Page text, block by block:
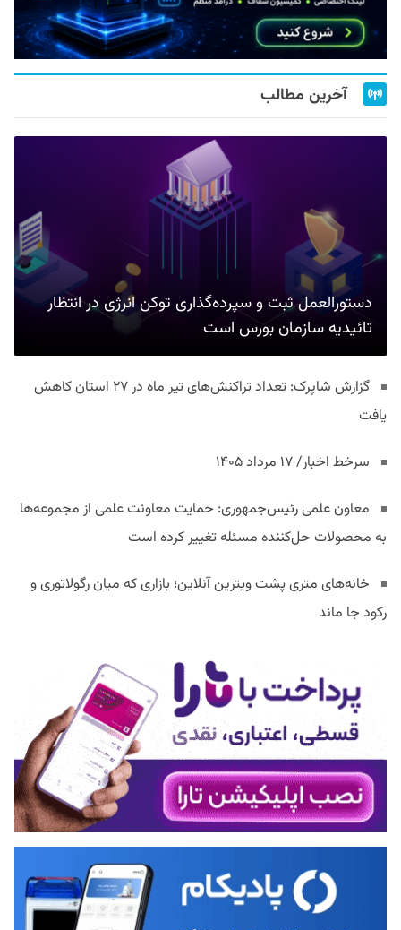
آخرین مطالب
دستورالعمل ثبت و سپرده‌گذاری توکن انرژی در انتظار
تائیدیه سازمان بورس است
گزارش شاپرک: تعداد تراکنش‌های تیر ماه در ۲۷ استان‌ کاهش
یافت
سرخط اخبار/ ۱۷ مرداد ۱۴۰۵
معاون علمی رئیس‌جمهوری: حمایت معاونت علمی از مجموعه‌ها
به محصولات حل‌کننده مسئله تغییر کرده است
خانه‌های متری پشت ویترین آنلاین؛ بازاری که میان رگولاتوری و
رکود جا ماند